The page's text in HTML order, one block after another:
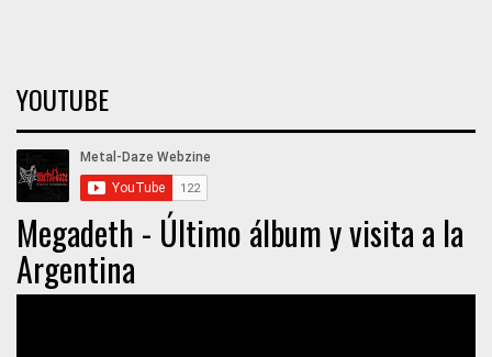
YOUTUBE
Megadeth - Último álbum y visita a la
Argentina